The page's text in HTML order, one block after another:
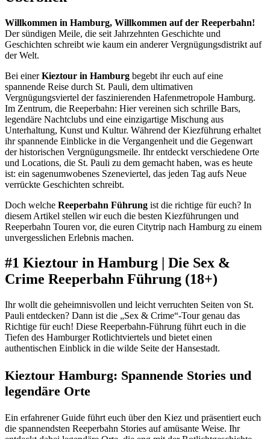
Willkommen in Hamburg, Willkommen auf der Reeperbahn!
Der sündigen Meile, die seit Jahrzehnten Geschichte und
Geschichten schreibt wie kaum ein anderer Vergnügungsdistrikt auf
der Welt.
Bei einerKieztour in Hamburg begebt ihr euch auf eine
spannende Reise durch St. Pauli, dem ultimativen
Vergnügungsviertel der faszinierenden Hafenmetropole Hamburg.
Im Zentrum, die Reeperbahn: Hier vereinen sich schrille Bars,
legendäre Nachtclubs und eine einzigartige Mischung aus
Unterhaltung, Kunst und Kultur. Während der Kiezführung erhaltet
ihr spannende Einblicke in die Vergangenheit und die Gegenwart
der historischen Vergnügungsmeile. Ihr entdeckt verschiedene Orte
und Locations, die St. Pauli zu dem gemacht haben, was es heute
ist: ein sagenumwobenes Szeneviertel, das jeden Tag aufs Neue
verrückte Geschichten schreibt.
Doch welche Reeperbahn Führung ist die richtige für euch? In
diesem Artikel stellen wir euch die besten Kiezführungen und
Reeperbahn Touren vor, die euren Citytrip nach Hamburg zu einem
unvergesslichen Erlebnis machen.
#1 Kieztour in Hamburg | Die Sex &
Crime Reeperbahn Führung (18+)
Ihr wollt die geheimnisvollen und leicht verruchten Seiten von St.
Pauli entdecken? Dann ist die „Sex & Crime“-Tour genau das
Richtige für euch! Diese Reeperbahn-Führung führt euch in die
Tiefen des Hamburger Rotlichtviertels und bietet einen
authentischen Einblick in die wilde Seite der Hansestadt.
Kieztour Hamburg: Spannende Stories und
legendäre Orte
Ein erfahrener Guide führt euch über den Kiez und präsentiert euch
die spannendsten Reeperbahn Stories auf amüsante Weise. Ihr